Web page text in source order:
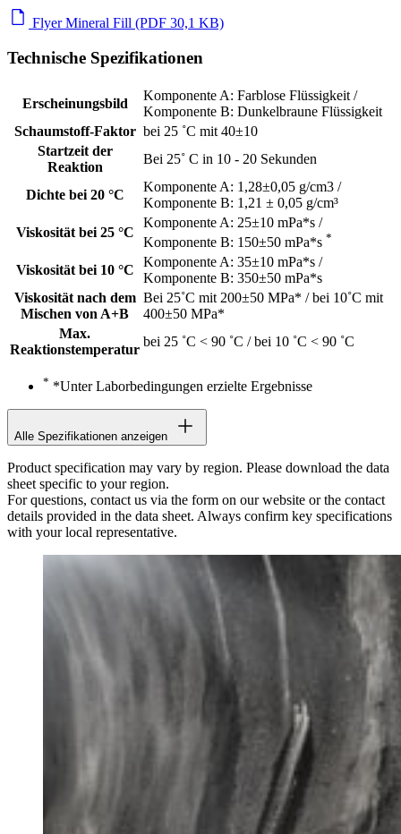
Flyer Mineral Fill (PDF 30,1 KB)
Technische Spezifikationen
Erscheinungsbild
Komponente A: Farblose Flüssigkeit /
Komponente B: Dunkelbraune Flüssigkeit
Schaumstoff-Faktor bei 25 ˚C mit 40±10
Startzeit der
Reaktion
Bei 25˚ C in 10 - 20 Sekunden
Dichte bei 20 °C
Komponente A: 1,28±0,05 g/cm3 /
Komponente B: 1,21 ± 0,05 g/cm³
Viskosität bei 25 °C
Komponente A: 25±10 mPa*s /
Komponente B: 150±50 mPa*s *
Viskosität bei 10 °C
Komponente A: 35±10 mPa*s /
Komponente B: 350±50 mPa*s
Viskosität nach dem
Mischen von A+B
Bei 25˚C mit 200±50 MPa* / bei 10˚C mit
400±50 MPa*
Max.
Reaktionstemperatur
bei 25 ˚C < 90 ˚C / bei 10 ˚C < 90 ˚C
* *Unter Laborbedingungen erzielte Ergebnisse
Alle Spezifikationen anzeigen
Product specification may vary by region. Please download the data
sheet specific to your region.
For questions, contact us via the form on our website or the contact
details provided in the data sheet. Always confirm key specifications
with your local representative.